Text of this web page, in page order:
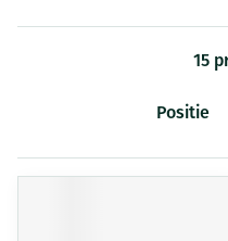
15
Sorteer op: